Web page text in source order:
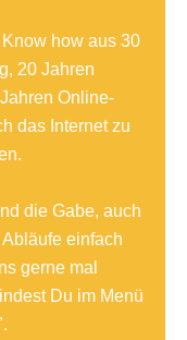
how aus 30
20 Jahren
Online-
das Internet zu
die Gabe, auch
einfach
gerne mal
Du im Menü